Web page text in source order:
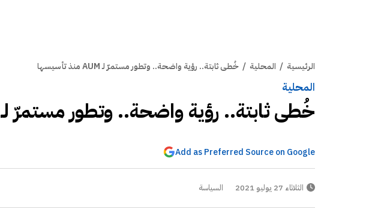
الرئيسية / المحلية / خُطى ثابتة.. رؤية واضحة.. وتطور مستمرّ لـ AUM منذ تأسيسها
المحلية
خُطى ثابتة.. رؤية واضحة.. وتطور مستمرّ لـ AUM منذ تأسيسها
Add as Preferred Source on Google
الثلاثاء 27 يوليو 2021 السياسة